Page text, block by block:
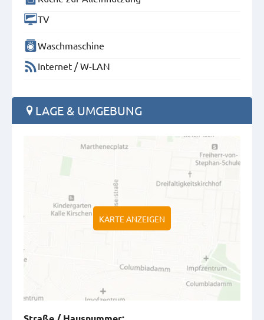
TV
Waschmaschine
Internet / W-LAN
LAGE & UMGEBUNG
KARTE ANZEIGEN